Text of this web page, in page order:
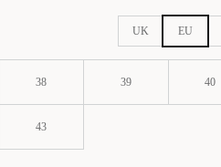
UK EU
38 39 40
43